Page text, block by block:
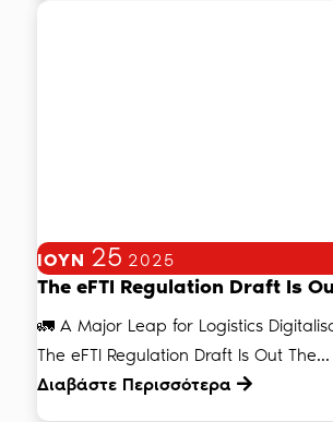
ΙΟΎΝ 25 2025
The eFTI Regulation Draft Is
🚛 A Major Leap for Logistics
The eFTI Regulation Draft Is Out The...
Διαβάστε Περισσότερα